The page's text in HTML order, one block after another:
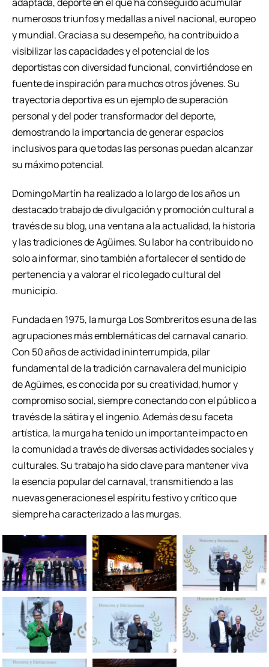
numerosos triunfos y medallas a nivel nacional, europeo
y mundial. Gracias a su desempeño, ha contribuido a
visibilizar las capacidades y el potencial de los
deportistas con diversidad funcional, convirtiéndose en
fuente de inspiración para muchos otros jóvenes. Su
trayectoria deportiva es un ejemplo de superación
personal y del poder transformador del deporte,
demostrando la importancia de generar espacios
inclusivos para que todas las personas puedan alcanzar
su máximo potencial.
Domingo Martín ha realizado a lo largo de los años un
destacado trabajo de divulgación y promoción cultural a
través de su blog, una ventana a la actualidad, la historia
y las tradiciones de Agüimes. Su labor ha contribuido no
solo a informar, sino también a fortalecer el sentido de
pertenencia y a valorar el rico legado cultural del
municipio.
Fundada en 1975, la murga Los Sombreritos es una de las
agrupaciones más emblemáticas del carnaval canario.
Con 50 años de actividad ininterrumpida, pilar
fundamental de la tradición carnavalera del municipio
de Agüimes, es conocida por su creatividad, humor y
compromiso social, siempre conectando con el público a
través de la sátira y el ingenio. Además de su faceta
artística, la murga ha tenido un importante impacto en
la comunidad a través de diversas actividades sociales y
culturales. Su trabajo ha sido clave para mantener viva
la esencia popular del carnaval, transmitiendo a las
nuevas generaciones el espíritu festivo y crítico que
siempre ha caracterizado a las murgas.